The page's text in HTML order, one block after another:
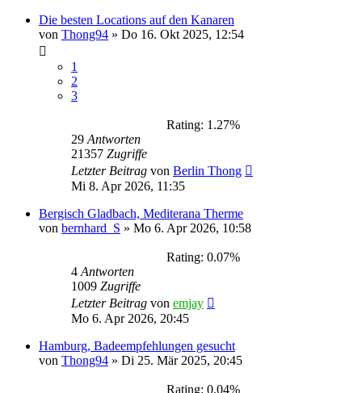
Die besten Locations auf den Kanaren
von Thong94 » Do 16. Okt 2025, 12:54
1
2
3
Rating: 1.27%
29 Antworten
21357 Zugriffe
Letzter Beitrag von Berlin Thong
Mi 8. Apr 2026, 11:35
Bergisch Gladbach, Mediterana Therme
von bernhard_S » Mo 6. Apr 2026, 10:58
Rating: 0.07%
4 Antworten
1009 Zugriffe
Letzter Beitrag von emjay
Mo 6. Apr 2026, 20:45
Hamburg, Badeempfehlungen gesucht
von Thong94 » Di 25. Mär 2025, 20:45
Rating: 0.04%